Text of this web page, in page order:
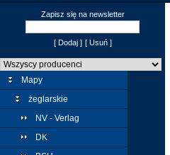
Zapisz się na newsletter
[ Dodaj ] [ Usuń ]
Mapy
żeglarskie
NV - Verlag
DK